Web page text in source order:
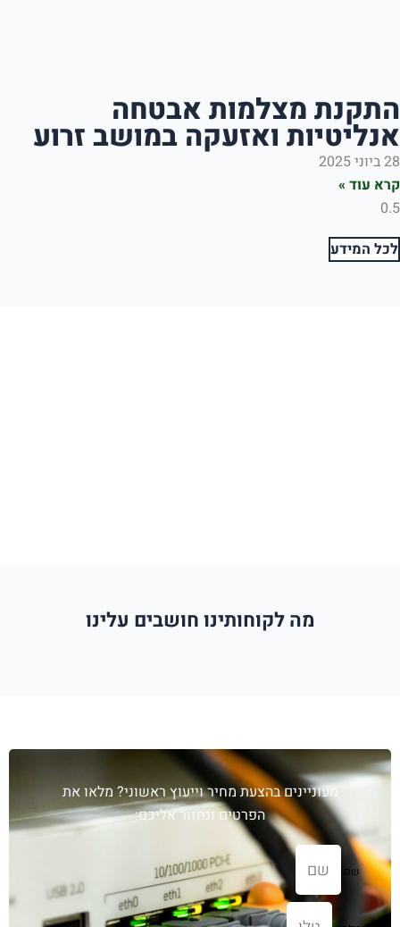
מצלמות אבטחה
ואזעקה במושב זרוע
מה לקוחותינו חושבים עלינו
בהצעת מחיר וייעוץ ראשוני? מלאו את
הפרטים ונחזור אליכם: